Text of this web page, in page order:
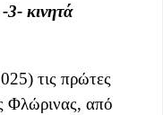
3- κινητά
τις πρώτες
Φλώρινας, από